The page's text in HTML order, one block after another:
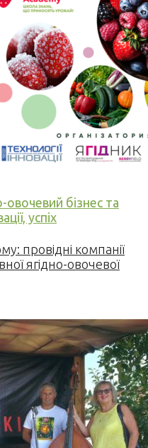
бізнес та
успіх
провідні компанії
ягідно-овочевої